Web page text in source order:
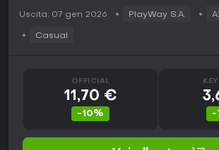
Uscita: 07 gen 2026 PlayWay S.A.
Casual
OFFICIAL
11,70 €
-10% -